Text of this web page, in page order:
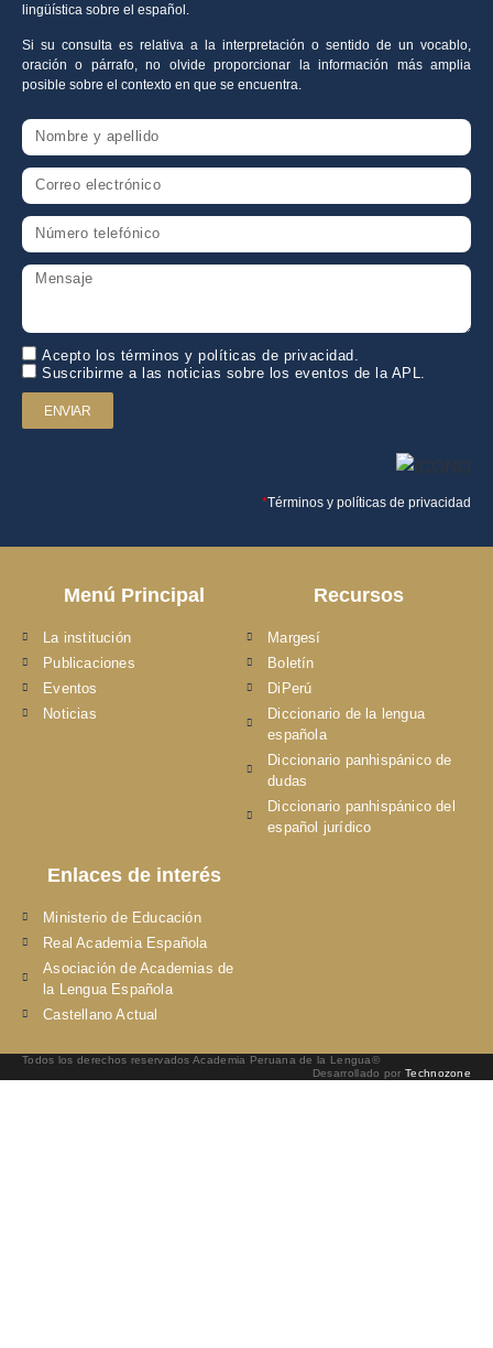
lingüística sobre el español.
Si su consulta es relativa a la interpretación o sentido de un vocablo,
oración o párrafo, no olvide proporcionar la información más amplia
posible sobre el contexto en que se encuentra.
Acepto los términos y políticas de privacidad.
Suscribirme a las noticias sobre los eventos de la APL.
ENVIAR
*Términos y políticas de privacidad
Menú Principal
La institución
Publicaciones
Eventos
Noticias
Recursos
Margesí
Boletín
DiPerú
Diccionario de la lengua
española
Diccionario panhispánico de
dudas
Diccionario panhispánico del
español jurídico
Enlaces de interés
Ministerio de Educación
Real Academia Española
Asociación de Academias de
la Lengua Española
Castellano Actual
Todos los derechos reservados Academia Peruana de la Lengua©
Desarrollado por Technozone